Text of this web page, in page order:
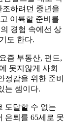
조하려던 중년을
이륙할 준비를
경험 속에선 상
도 한다.
즘 부동산, 펀드,
못지않게 사회
감을 위한 준비
는 셈이다.
도달할 수 없는
은퇴를 65세로 못